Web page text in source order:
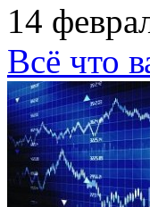
14
Всё что